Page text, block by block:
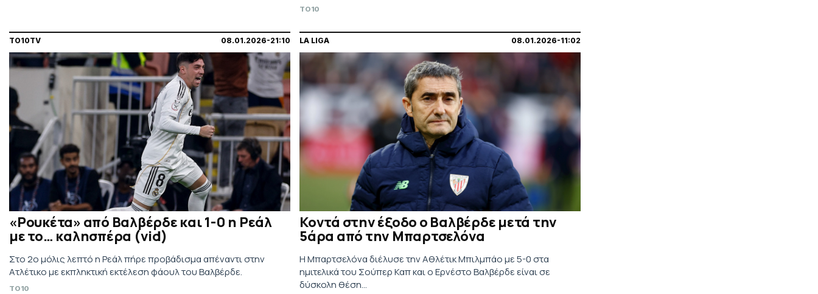
TO10
TO10TV 08.01.2026-21:10
«Ρουκέτα» από Βαλβέρδε και 1-0 η Ρεάλ
με το… καλησπέρα (vid)
Στο 2ο μόλις λεπτό η Ρεάλ πήρε προβάδισμα απέναντι στην
Ατλέτικο με εκπληκτική εκτέλεση φάουλ του Βαλβέρδε.
TO10
LA LIGA 08.01.2026-11:02
Κοντά στην έξοδο ο Βαλβέρδε μετά την
5άρα από την Μπαρτσελόνα
Η Μπαρτσελόνα διέλυσε την Αθλέτικ Μπιλμπάο με 5-0 στα
ημιτελικά του Σούπερ Καπ και ο Ερνέστο Βαλβέρδε είναι σε
δύσκολη θέση...